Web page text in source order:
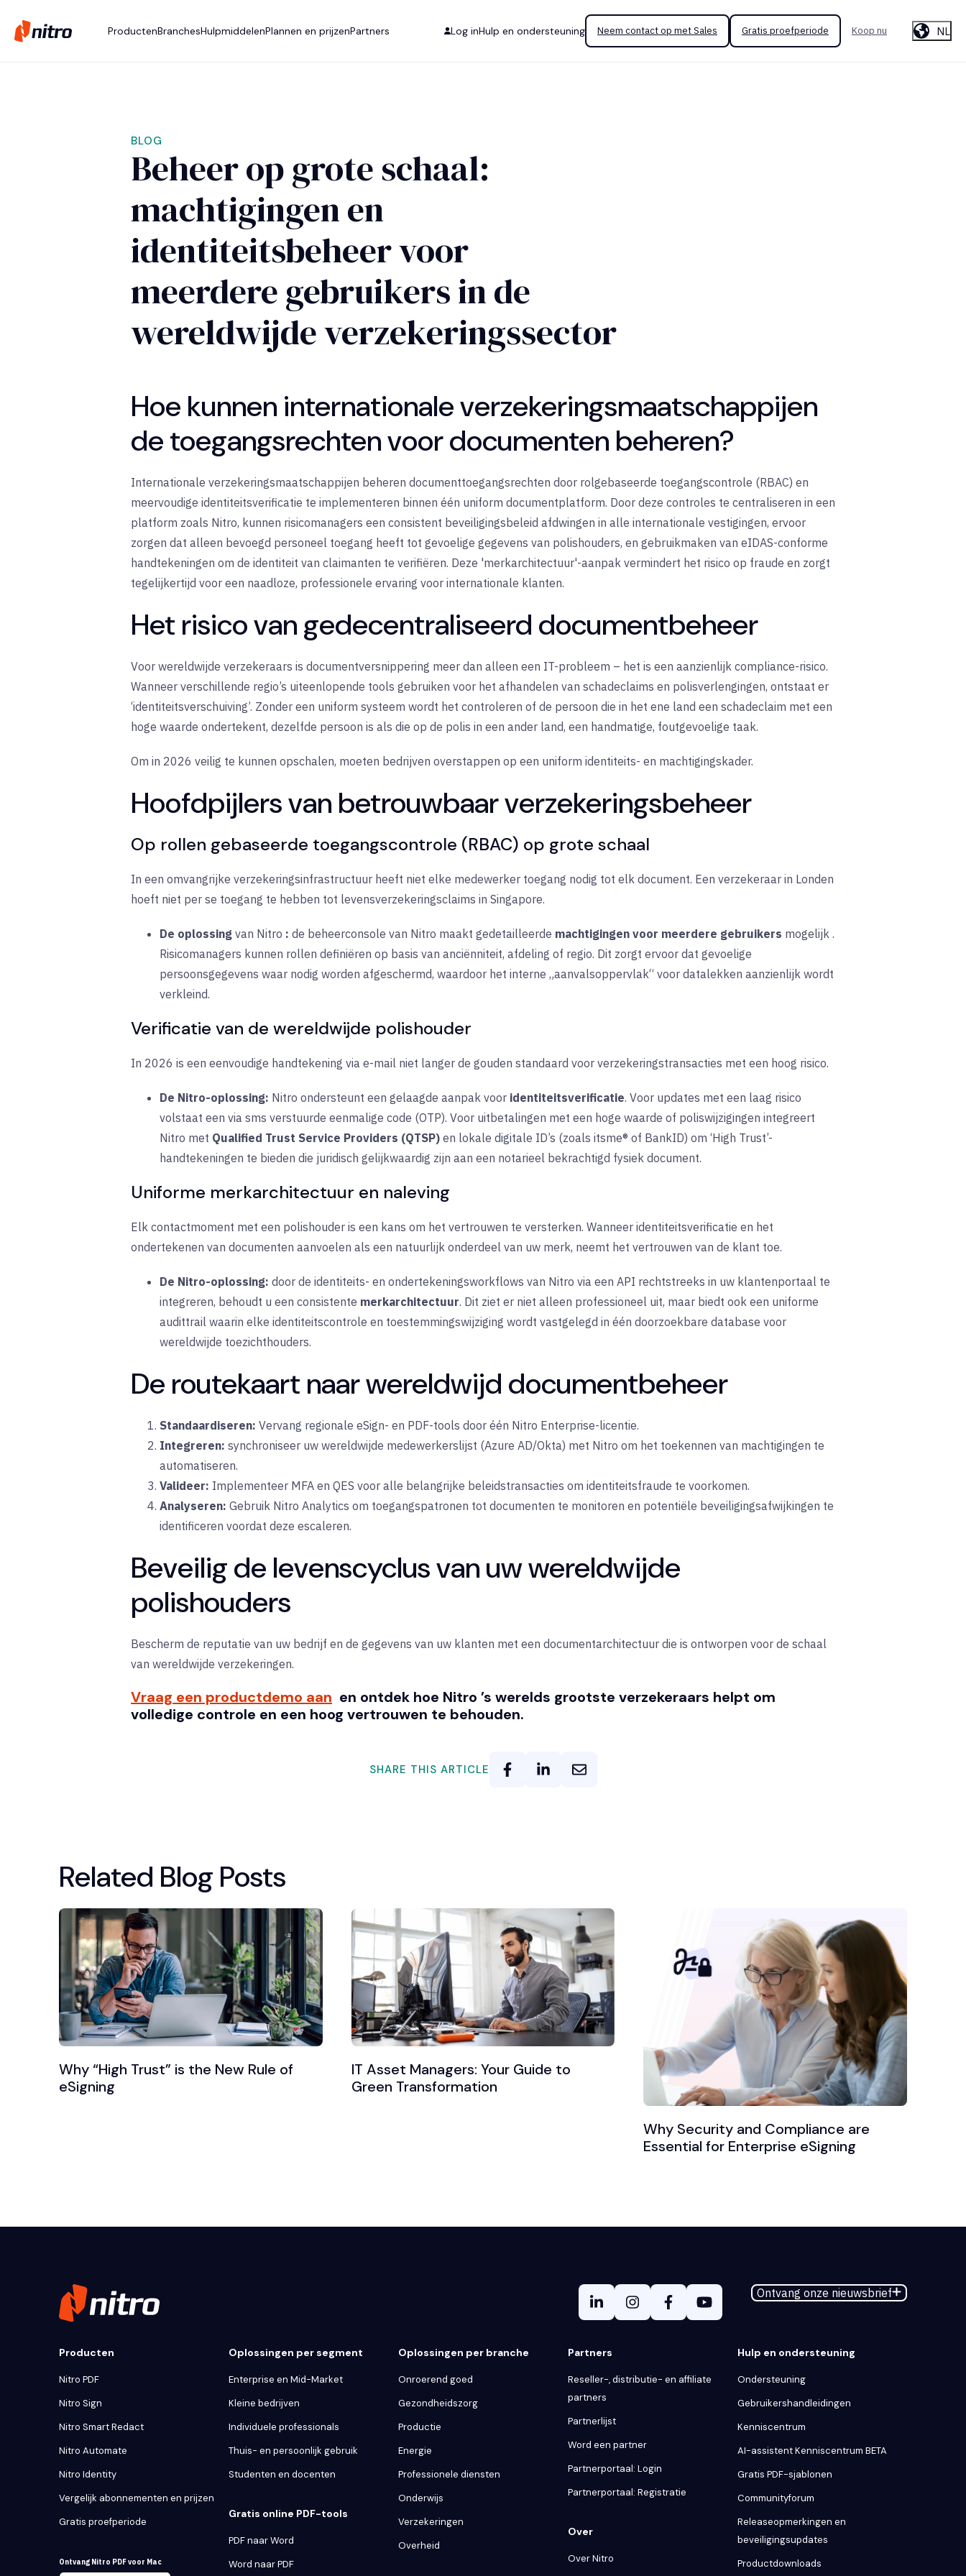
ProductenBranchesHulpmiddelenPlannen en prijzenPartners Log inHulp en ondersteuning Neem contact op met Sales Gratis proefperiode Koop nu NL
BLOG
Beheer op grote schaal:
machtigingen en
identiteitsbeheer voor
meerdere gebruikers in de
wereldwijde verzekeringssector
Hoe kunnen internationale verzekeringsmaatschappijen
de toegangsrechten voor documenten beheren?
Internationale verzekeringsmaatschappijen beheren documenttoegangsrechten door rolgebaseerde toegangscontrole (RBAC) en
meervoudige identiteitsverificatie te implementeren binnen één uniform documentplatform. Door deze controles te centraliseren in een
platform zoals Nitro, kunnen risicomanagers een consistent beveiligingsbeleid afdwingen in alle internationale vestigingen, ervoor
zorgen dat alleen bevoegd personeel toegang heeft tot gevoelige gegevens van polishouders, en gebruikmaken van eIDAS-conforme
handtekeningen om de identiteit van claimanten te verifiëren. Deze 'merkarchitectuur'-aanpak vermindert het risico op fraude en zorgt
tegelijkertijd voor een naadloze, professionele ervaring voor internationale klanten.
Het risico van gedecentraliseerd documentbeheer
Voor wereldwijde verzekeraars is documentversnippering meer dan alleen een IT-probleem – het is een aanzienlijk compliance-risico.
Wanneer verschillende regio’s uiteenlopende tools gebruiken voor het afhandelen van schadeclaims en polisverlengingen, ontstaat er
‘identiteitsverschuiving’. Zonder een uniform systeem wordt het controleren of de persoon die in het ene land een schadeclaim met een
hoge waarde ondertekent, dezelfde persoon is als die op de polis in een ander land, een handmatige, foutgevoelige taak.
Om in 2026 veilig te kunnen opschalen, moeten bedrijven overstappen op een uniform identiteits- en machtigingskader.
Hoofdpijlers van betrouwbaar verzekeringsbeheer
Op rollen gebaseerde toegangscontrole (RBAC) op grote schaal
In een omvangrijke verzekeringsinfrastructuur heeft niet elke medewerker toegang nodig tot elk document. Een verzekeraar in Londen
hoeft niet per se toegang te hebben tot levensverzekeringsclaims in Singapore.
De oplossing van Nitro : de beheerconsole van Nitro maakt gedetailleerde machtigingen voor meerdere gebruikers mogelijk .
Risicomanagers kunnen rollen definiëren op basis van anciënniteit, afdeling of regio. Dit zorgt ervoor dat gevoelige
persoonsgegevens waar nodig worden afgeschermd, waardoor het interne „aanvalsoppervlak“ voor datalekken aanzienlijk wordt
verkleind.
Verificatie van de wereldwijde polishouder
In 2026 is een eenvoudige handtekening via e-mail niet langer de gouden standaard voor verzekeringstransacties met een hoog risico.
De Nitro-oplossing: Nitro ondersteunt een gelaagde aanpak voor identiteitsverificatie. Voor updates met een laag risico
volstaat een via sms verstuurde eenmalige code (OTP). Voor uitbetalingen met een hoge waarde of poliswijzigingen integreert
Nitro met Qualified Trust Service Providers (QTSP) en lokale digitale ID’s (zoals itsme® of BankID) om ‘High Trust’-
handtekeningen te bieden die juridisch gelijkwaardig zijn aan een notarieel bekrachtigd fysiek document.
Uniforme merkarchitectuur en naleving
Elk contactmoment met een polishouder is een kans om het vertrouwen te versterken. Wanneer identiteitsverificatie en het
ondertekenen van documenten aanvoelen als een natuurlijk onderdeel van uw merk, neemt het vertrouwen van de klant toe.
De Nitro-oplossing: door de identiteits- en ondertekeningsworkflows van Nitro via een API rechtstreeks in uw klantenportaal te
integreren, behoudt u een consistente merkarchitectuur. Dit ziet er niet alleen professioneel uit, maar biedt ook een uniforme
audittrail waarin elke identiteitscontrole en toestemmingswijziging wordt vastgelegd in één doorzoekbare database voor
wereldwijde toezichthouders.
De routekaart naar wereldwijd documentbeheer
Standaardiseren: Vervang regionale eSign- en PDF-tools door één Nitro Enterprise-licentie.
Integreren: synchroniseer uw wereldwijde medewerkerslijst (Azure AD/Okta) met Nitro om het toekennen van machtigingen te
automatiseren.
Valideer: Implementeer MFA en QES voor alle belangrijke beleidstransacties om identiteitsfraude te voorkomen.
Analyseren: Gebruik Nitro Analytics om toegangspatronen tot documenten te monitoren en potentiële beveiligingsafwijkingen te
identificeren voordat deze escaleren.
Beveilig de levenscyclus van uw wereldwijde
polishouders
Bescherm de reputatie van uw bedrijf en de gegevens van uw klanten met een documentarchitectuur die is ontworpen voor de schaal
van wereldwijde verzekeringen.
Vraag een productdemo aan en ontdek hoe Nitro ’s werelds grootste verzekeraars helpt om
volledige controle en een hoog vertrouwen te behouden.
SHARE THIS ARTICLE
Related Blog Posts
Why “High Trust” is the New Rule of
eSigning
IT Asset Managers: Your Guide to
Green Transformation
Why Security and Compliance are
Essential for Enterprise eSigning
Ontvang onze nieuwsbrief
Producten
Nitro PDF
Nitro Sign
Nitro Smart Redact
Nitro Automate
Nitro Identity
Vergelijk abonnementen en prijzen
Gratis proefperiode
Ontvang Nitro PDF voor Mac
Oplossingen per segment
Enterprise en Mid-Market
Kleine bedrijven
Individuele professionals
Thuis- en persoonlijk gebruik
Studenten en docenten
Gratis online PDF-tools
PDF naar Word
Word naar PDF
Oplossingen per branche
Onroerend goed
Gezondheidszorg
Productie
Energie
Professionele diensten
Onderwijs
Verzekeringen
Overheid
Partners
Reseller-, distributie- en affiliate
partners
Partnerlijst
Word een partner
Partnerportaal: Login
Partnerportaal: Registratie
Over
Over Nitro
Hulp en ondersteuning
Ondersteuning
Gebruikershandleidingen
Kenniscentrum
AI-assistent Kenniscentrum BETA
Gratis PDF-sjablonen
Communityforum
Releaseopmerkingen en
beveiligingsupdates
Productdownloads